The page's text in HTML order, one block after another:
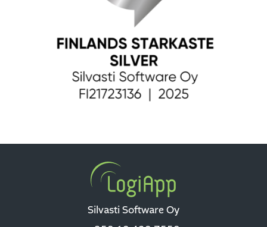
Silvasti Software Oy